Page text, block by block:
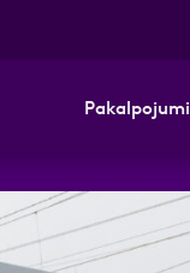
Pakalpojumi